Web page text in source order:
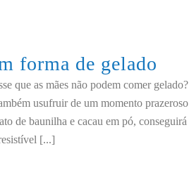
forma de gelado
que as mães não podem comer gelado?
usufruir de um momento prazeroso
de baunilha e cacau em pó, conseguirá
[...]